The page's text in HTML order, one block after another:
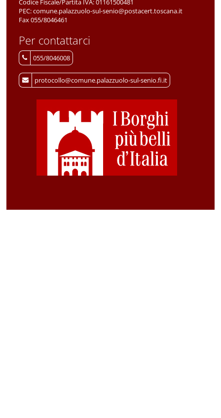
Codice Fiscale/Partita IVA:01161500481
PEC:comune.palazzuolo-sul-senio@postacert.toscana.it
Fax 055/8046461
Per contattarci
055/8046008
protocollo@comune.palazzuolo-sul-senio.fi.it